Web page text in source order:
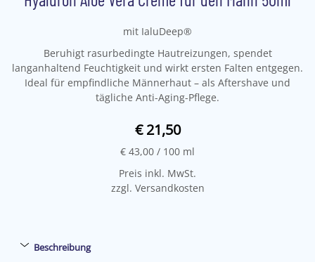
mit IaluDeep®
Beruhigt rasurbedingte Hautreizungen, spendet
langanhaltend Feuchtigkeit und wirkt ersten Falten entgegen.
Ideal für empfindliche Männerhaut – als Aftershave und
tägliche Anti-Aging-Pflege.
€ 21,50
€ 43,00 / 100 ml
Preis inkl. MwSt.
zzgl. Versandkosten
Beschreibung